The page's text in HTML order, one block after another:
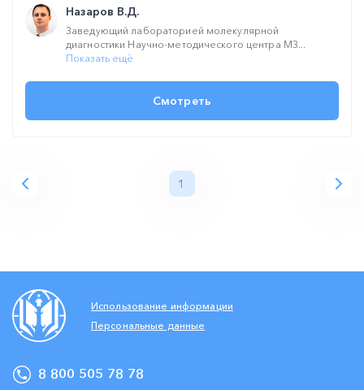
Назаров В.Д.
Заведующий лабораторией молекулярной
диагностики Научно-методического центра МЗ...
Показать ещё
Смотреть
1
Использование информации
Персональные данные
8 800 505 78 78